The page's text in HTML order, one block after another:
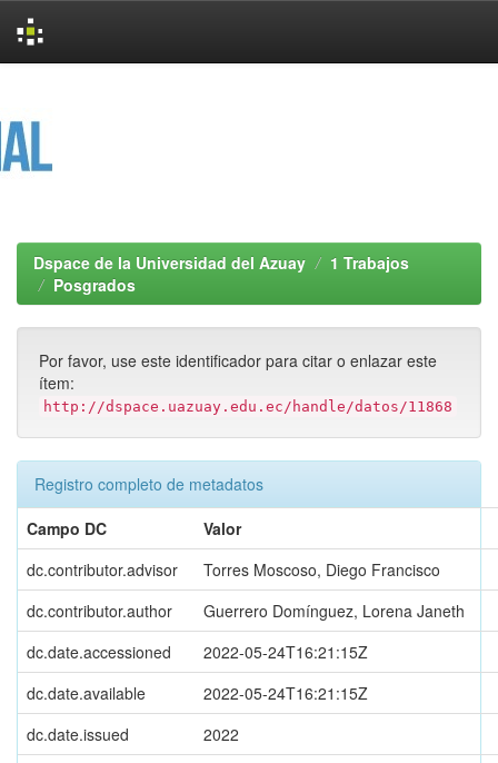
Dspace de la Universidad del Azuay
1 Trabajos
Posgrados
Por favor, use este identificador para citar o enlazar este
ítem:
http://dspace.uazuay.edu.ec/handle/datos/11868
Registro completo de metadatos
Campo DC
Valor
dc.contributor.advisor
Torres Moscoso, Diego Francisco
dc.contributor.author
Guerrero Domínguez, Lorena Janeth
dc.date.accessioned
2022-05-24T16:21:15Z
dc.date.available
2022-05-24T16:21:15Z
dc.date.issued
2022